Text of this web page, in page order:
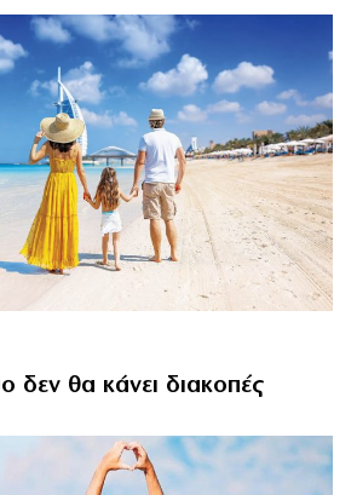
δεν θα κάνει διακοπές